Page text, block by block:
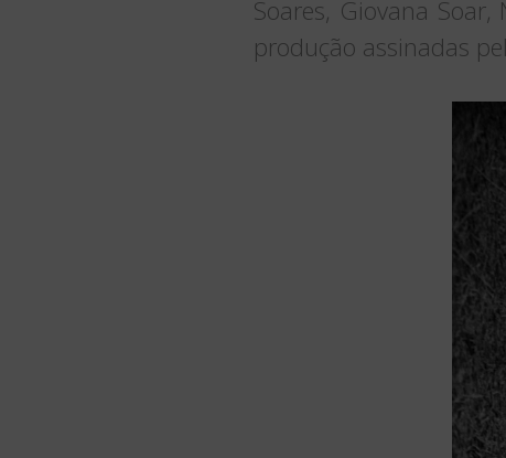
Soares, Giovana
produção assinadas